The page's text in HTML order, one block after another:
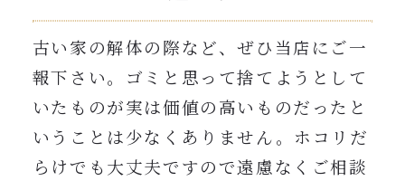
古い家の解体の際など、ぜひ当店にご一
報下さい。ゴミと思って捨てようとして
いたものが実は価値の高いものだったと
いうことは少なくありません。ホコリだ
らけでも大丈夫ですので遠慮なくご相談